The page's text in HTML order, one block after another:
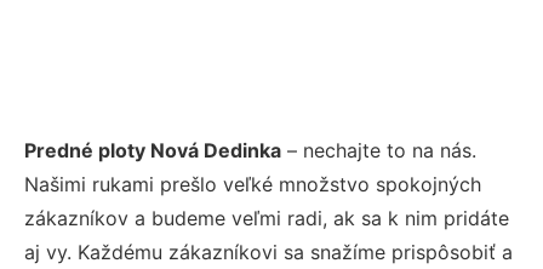
Predné ploty Nová Dedinka – nechajte to na nás.
Našimi rukami prešlo veľké množstvo spokojných
zákazníkov a budeme veľmi radi, ak sa k nim pridáte
aj vy. Každému zákazníkovi sa snažíme prispôsobiť a